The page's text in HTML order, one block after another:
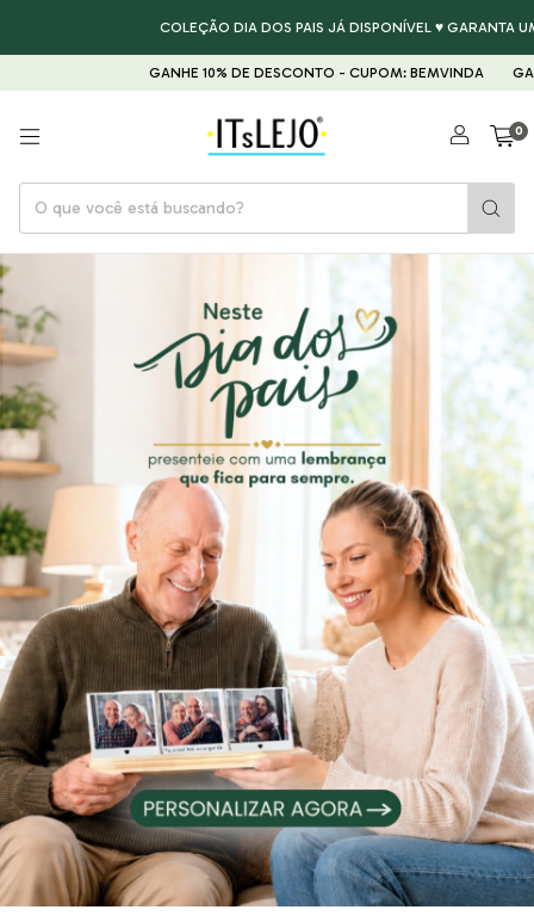
COLEÇÃO DIA DOS PAIS JÁ DISPONÍVEL ♥ GARANTA UM
GANHE 10% DE DESCONTO - CUPOM: BEMVINDA GANHE 10%
0